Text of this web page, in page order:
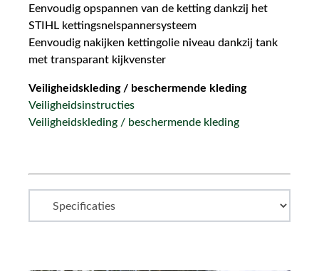
Eenvoudig opspannen van de ketting dankzij het
STIHL kettingsnelspannersysteem
Eenvoudig nakijken kettingolie niveau dankzij tank
met transparant kijkvenster
Veiligheidskleding / beschermende kleding
Veiligheidsinstructies
Veiligheidskleding / beschermende kleding